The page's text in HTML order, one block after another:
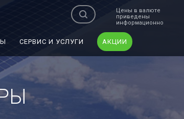
Цены в валюте
приведены
информационно
СЕРВИС И УСЛУГИ АКЦИИ